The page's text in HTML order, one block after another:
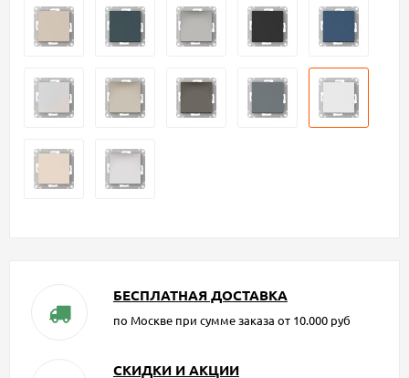
БЕСПЛАТНАЯ ДОСТАВКА
по Москве при сумме заказа от 10.000 руб
СКИДКИ И АКЦИИ